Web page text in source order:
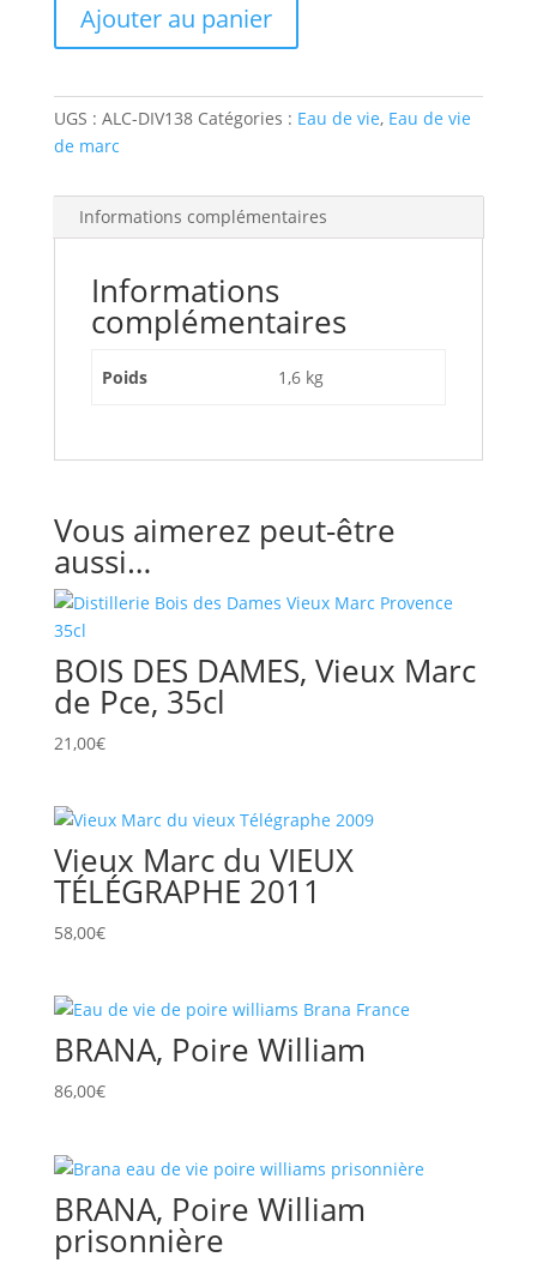
BRANA,
d'Irouléguy
XO
Ajouter au panier
UGS : ALC-DIV138 Catégories : Eau de vie, Eau de vie
de marc
Informations complémentaires
Informations
complémentaires
Poids 1,6 kg
Vous aimerez peut-être
aussi…
BOIS DES DAMES, Vieux Marc
de Pce, 35cl
21,00€
Vieux Marc du VIEUX
TÉLÉGRAPHE 2011
58,00€
BRANA, Poire William
86,00€
BRANA, Poire William
prisonnière